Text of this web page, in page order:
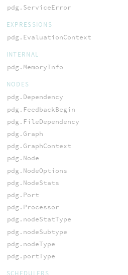
pdg.ServiceError
EXPRESSIONS
pdg.EvaluationContext
INTERNAL
pdg.MemoryInfo
NODES
pdg.Dependency
pdg.FeedbackBegin
pdg.FileDependency
pdg.Graph
pdg.GraphContext
pdg.Node
pdg.NodeOptions
pdg.NodeStats
pdg.Port
pdg.Processor
pdg.nodeStatType
pdg.nodeSubtype
pdg.nodeType
pdg.portType